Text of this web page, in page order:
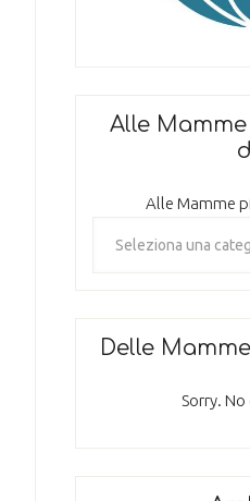
Alle
Alle Mamme
Delle
Sorry.